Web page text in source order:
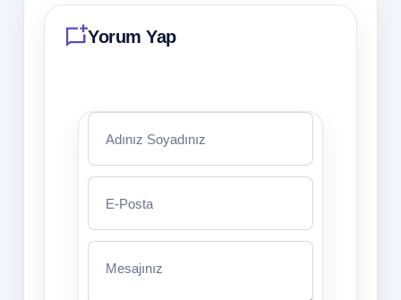
Yorum Yap
Adınız Soyadınız
E-Posta
Mesajınız